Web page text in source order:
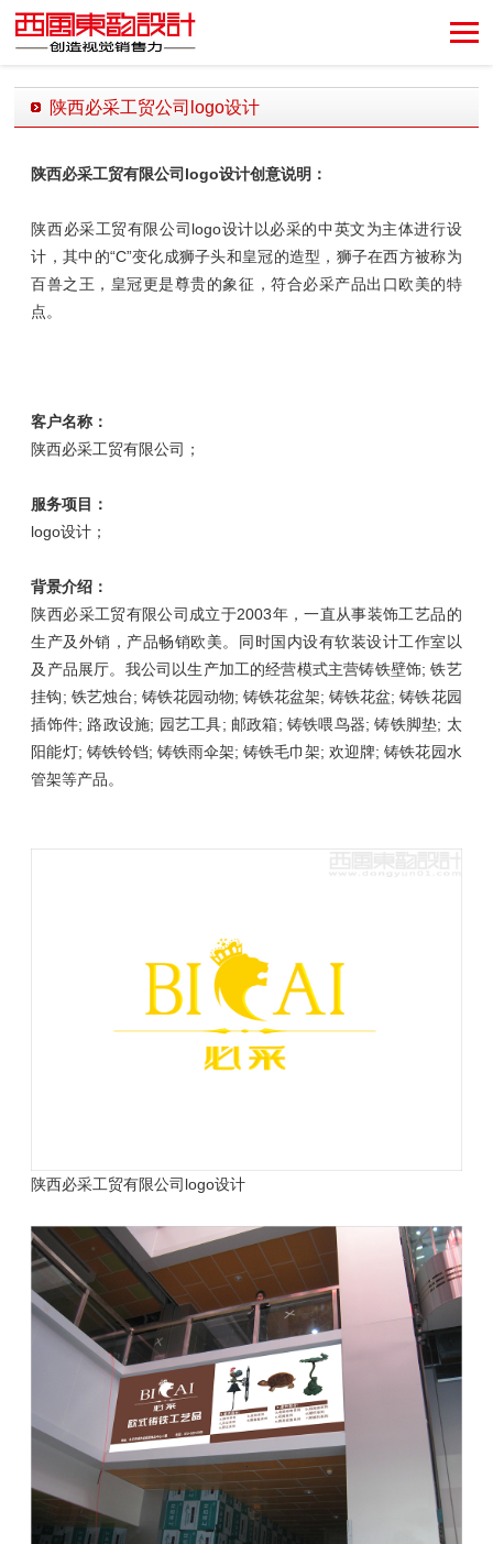
创造视觉销售力！
陕西必采工贸公司logo设计
陕西必采工贸有限公司 logo设计创意说明：
陕西必采工贸有限公司logo设计以必采的中英文为主体进行设
计，其中的“C”变化成狮子头和皇冠的造型，狮子在西方被称为
百兽之王，皇冠更是尊贵的象征，符合必采产品出口欧美的特
点。
客户名称：
陕西必采工贸有限公司；
服务项目：
logo设计；
背景介绍：
陕西必采工贸有限公司成立于2003年，一直从事装饰工艺品的
生产及外销，产品畅销欧美。同时国内设有软装设计工作室以
及产品展厅。我公司以生产加工的经营模式主营铸铁壁饰; 铁艺
挂钩; 铁艺烛台; 铸铁花园动物; 铸铁花盆架; 铸铁花盆; 铸铁花园
插饰件; 路政设施; 园艺工具; 邮政箱; 铸铁喂鸟器; 铸铁脚垫; 太
阳能灯; 铸铁铃铛; 铸铁雨伞架; 铸铁毛巾架; 欢迎牌; 铸铁花园水
管架等产品。
陕西必采工贸有限公司 logo设计